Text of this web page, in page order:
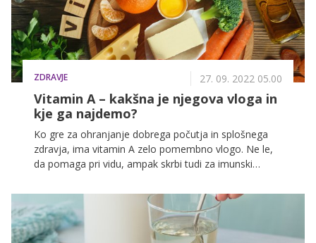
ZDRAVJE 27. 09. 2022 05.00
Vitamin A – kakšna je njegova vloga in
kje ga najdemo?
Ko gre za ohranjanje dobrega počutja in splošnega
zdravja, ima vitamin A zelo pomembno vlogo. Ne le,
da pomaga pri vidu, ampak skrbi tudi za imunski
možganov. To pa ni vse – vitamin A ima namreč tudi
zelo pomembne antioksidativne lastnosti, ki lahko
pomagajo zaščititi celice pred poškodbami prostih
radikalov.